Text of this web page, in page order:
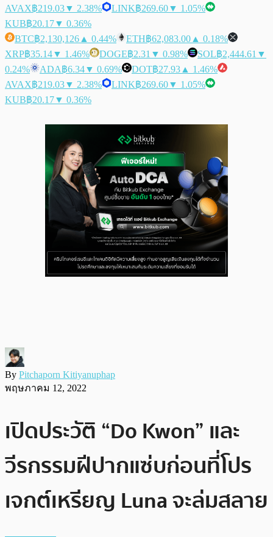
AVAX฿219.03▼ 2.38% LINK฿269.60▼ 1.05%
KUB฿20.17▼ 0.36%
BTC฿2,130,126 ▲ 0.44% ETH฿62,083.00 ▲ 0.18%
XRP฿35.14▼ 1.46% DOGE฿2.31 ▼ 0.98% SOL฿2,444.61 ▼
0.24%
ADA฿6.34▼ 0.69% DOT฿27.93 ▲ 1.46%
AVAX฿219.03▼ 2.38% LINK฿269.60▼ 1.05%
KUB฿20.17▼ 0.36%
By Pitchaporn Kitiyanuphap
พฤษภาคม 12, 2022
เปิดประวัติ “Do Kwon” และ
วีรกรรมฝีปากแซ่บก่อนที่โปร
เจกต์เหรียญ Luna จะล่มสลาย